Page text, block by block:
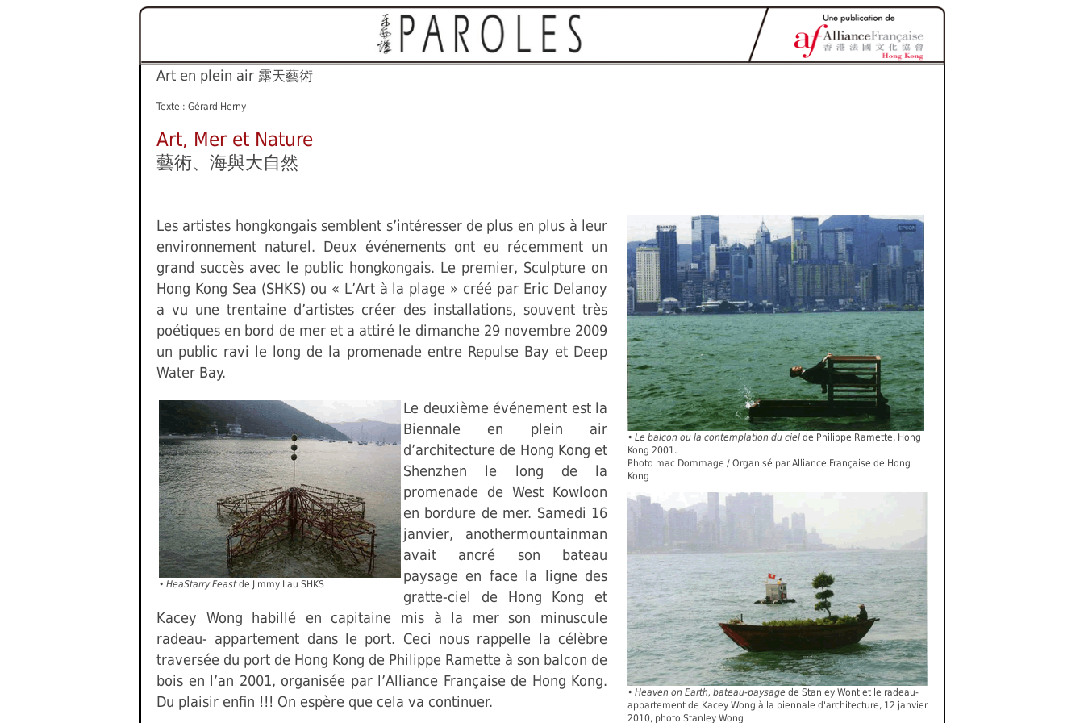
Art en plein air 露天藝術
Texte : Gérard Herny
Art, Mer et Nature
藝術、海與大自然
Les artistes hongkongais semblent s’intéresser de plus en plus à leur
environnement naturel. Deux événements ont eu récemment un
grand succès avec le public hongkongais. Le premier, Sculpture on
Hong Kong Sea (SHKS) ou « L’Art à la plage » créé par Eric Delanoy
a vu une trentaine d’artistes créer des installations, souvent très
poétiques en bord de mer et a attiré le dimanche 29 novembre 2009
un public ravi le long de la promenade entre Repulse Bay et Deep
Water Bay.
• HeaStarry Feastde Jimmy Lau SHKS
Le deuxième événement est la
Biennale en plein air
d’architecture de Hong Kong et
Shenzhen le long de la
promenade de West Kowloon
en bordure de mer. Samedi 16
janvier, anothermountainman
avait ancré son bateau
paysage en face la ligne des
gratte-ciel de Hong Kong et
Kacey Wong habillé en capitaine mis à la mer son minuscule
radeau- appartement dans le port. Ceci nous rappelle la célèbre
traversée du port de Hong Kong de Philippe Ramette à son balcon de
bois en l’an 2001, organisée par l’Alliance Française de Hong Kong.
Du plaisir enfin !!! On espère que cela va continuer.
• Le balcon ou la contemplation du ciel de Philippe Ramette, Hong
Kong 2001.
Photo mac Dommage / Organisé par Alliance Française de Hong
Kong
• Heaven on Earth, bateau-paysage de Stanley Wont et le radeau-
appartement de Kacey Wong à la biennale d'architecture, 12 janvier
2010, photo Stanley Wong